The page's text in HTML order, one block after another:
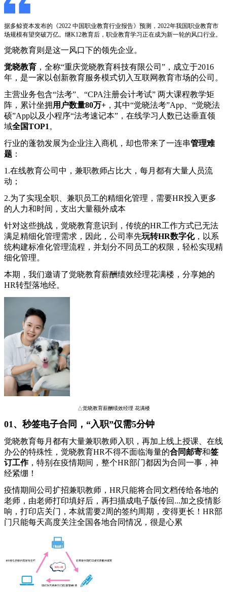
据多鲸资本发布的《2022 中国职业教育行业报告》预测，2022年我国职业教育市
场规模有望突破万亿。继K12教育后，职业教育学习正在成为新一轮的风口行业。
觉晓教育则是这一风口下的领先企业。
觉晓教育 ，全称“重庆觉晓教育科技有限公司”，成立于2016
年，是一家以创新教育服务模式切入互联网教育市场的公司。
主营业务包含“法考”、“CPA注册会计考试” 两大课程教学矩
阵，累计坐拥 用户数量80万+ ，其中“觉晓法考”App、“觉晓法
硕”App以及小程序“法考速记本”，在线学习人数已达垂直领
域全国TOP1 。
行业的蓬勃发展为企业注入商机，却也带来了一连串管理难
题 ：
1.在线教育公司中，兼职教师占比大，每月都有大量人员流
动；
2.为了实现全职、兼职员工的精细化管理，需要HR投入更多
的人力和时间，支出大量额外成本
针对这些挑战，觉晓教育意识到，传统的HR工作方式已无法
满足精细化管理需求，因此，公司率先玩转HR数字化，以系
统构建标准化管理流程，并划分不同员工的权限，轻松实现精
细化管理。
本期，我们邀请了觉晓教育薪酬绩效经理花满楼，分享她的
HR转型落地经。
△觉晓教育薪酬绩效经理 花满楼
01、秒签电子合同，“入职”仅需5分钟
觉晓教育每月都有大量兼职教师入职，再加上线上授课、在线
办公的特殊性，觉晓教育HR不得不面临海量的合同邮寄和签
订工作，特别在疫情期间，整个HR部门都因为合同一事，神
经紧绷！
疫情期间公司扩招兼职教师，HR只能将合同文档传给各地的
老师，由老师打印填好后，再扫描成电子版传回...加之疫情影
响，打印店关门，本就需要2周的签约周期，变得更长！HR部
门只能每天高度关注全国各地合同情况，很是心累